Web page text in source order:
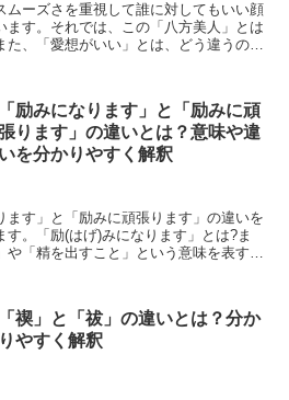
ムーズさを重視して誰に対してもいい顔
ます。それでは、この「八方美人」とは
、「愛想がいい」とは、どう違うので
「励みになります」と「励みに頑
ります」の違いとは？意味や違
いを分かりやすく解釈
ます」と「励みに頑張ります」の違いを
。「励(はげ)みになります」とは?ま
や「精を出すこと」という意味を表す言
「禊」と「祓」の違いとは？分か
りやすく解釈